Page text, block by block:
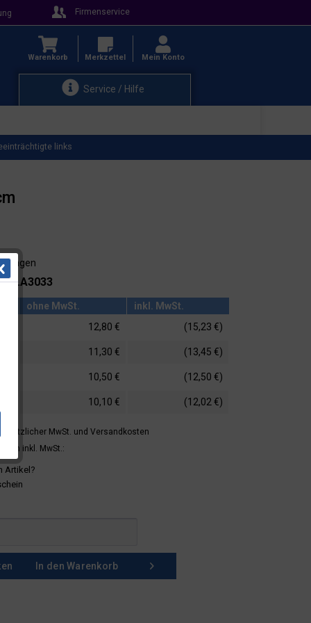
Firmenservice
Service / Hilfe
Warenkorb Merkzettel Mein Konto
links
Tagen
ohne MwSt.
inkl. MwSt.
12,80 €
(15,23 €)
11,30 € (13,45 €)
10,50 € (12,50 €)
10,10 € (12,02 €)
MwSt. und Versandkosten
inkl. MwSt.:
Artikel?
In den Warenkorb